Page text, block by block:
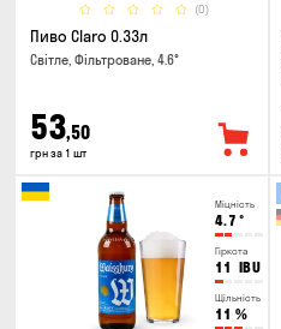
(0)
Пиво Claro 0.33л
Світле, Фільтроване, 4.6°
53,50
грн за 1 шт
Міцність
4.7 °
Гіркота
11 IBU
Щільність
11 %